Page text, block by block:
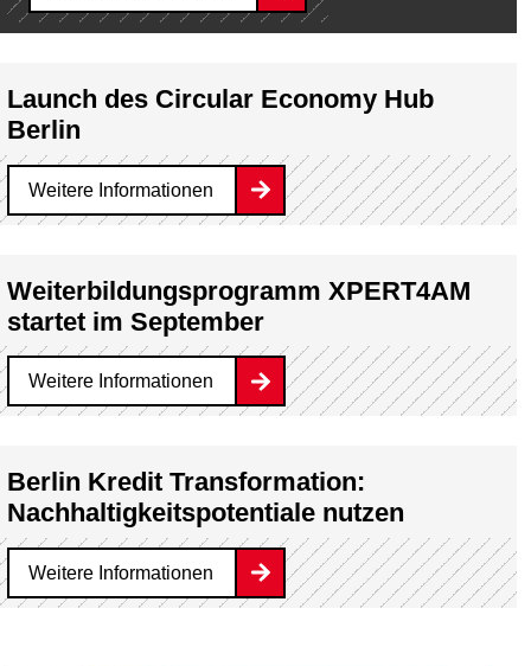
Launch des Circular Economy Hub
Berlin
Weitere Informationen
Weiterbildungsprogramm XPERT4AM
startet im September
Weitere Informationen
Berlin Kredit Transformation:
Nachhaltigkeitspotentiale nutzen
Weitere Informationen